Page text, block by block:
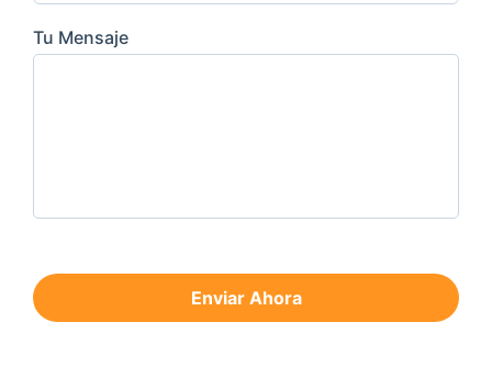
Tu Mensaje
Enviar Ahora